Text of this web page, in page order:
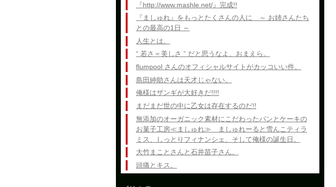
『http://www.mashle.net/』完成!!
『ましゅれ』をもっとたくさんの人に ～ お姉さんたち
との最高の1日 ～
人生とは。
“ 若さ＝美しさ ” だと思うなよ、おまえら。
flumpool さんのオフィシャルサイトがカッコいい件。
島田紳助さんは天才じゃない。
俺様はザンギが大好きだ!!!!
まだまだ世の中に乙女は存在するのだ!!
無添加のオーガニック素材にこだわったパンとケーキの
お菓子工房≪ましゅれ≫ ましゅれーると雪んこティラ
ミス、しっとりフィナンシェ、そして俺様の誕生日。
大竹まことさんと石井苗子さん。
頭痛とキス。